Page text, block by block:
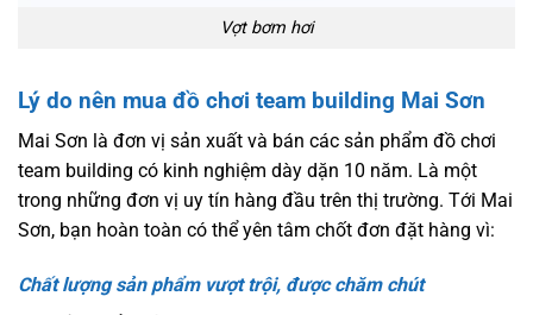
Vợt bơm hơi
Lý do nên mua đồ chơi team building Mai Sơn
Mai Sơn là đơn vị sản xuất và bán các sản phẩm đồ chơi
team building có kinh nghiệm dày dặn 10 năm. Là một
trong những đơn vị uy tín hàng đầu trên thị trường. Tới Mai
Sơn, bạn hoàn toàn có thể yên tâm chốt đơn đặt hàng vì:
Chất lượng sản phẩm vượt trội, được chăm chút